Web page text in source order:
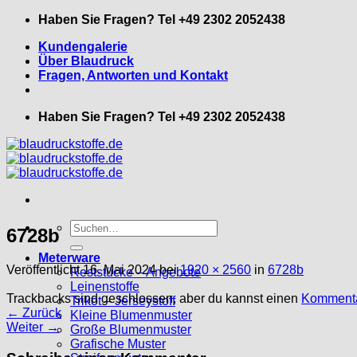
Zum
springen
Haben Sie Fragen? Tel +49 2302 2052438
Kundengalerie
Über Blaudruck
Fragen, Antworten und Kontakt
Haben Sie Fragen? Tel +49 2302 2052438
Suche
nach:
Meterware
Reststücke – Angebote
Leinenstoffe
Trikot – Jerseystoff
Kleine Blumenmuster
Große Blumenmuster
Grafische Muster
6728b
Veröffentlicht16. Mai 2024bei1920 × 2560 in 6728b
Trackbacks sind geschlossen, aber du kannst einen
← Zurück
Weiter →